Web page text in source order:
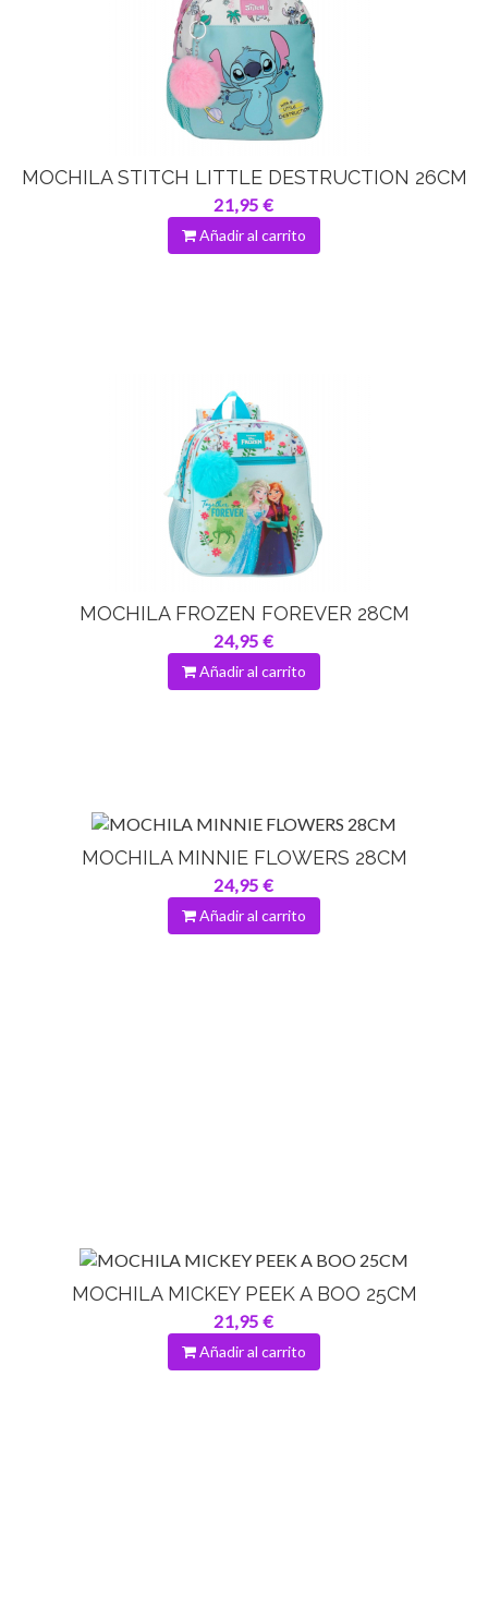
MOCHILA STITCH LITTLE DESTRUCTION 26CM
21,95 €
Añadir al carrito
MOCHILA FROZEN FOREVER 28CM
24,95 €
Añadir al carrito
MOCHILA MINNIE FLOWERS 28CM
24,95 €
Añadir al carrito
MOCHILA MICKEY PEEK A BOO 25CM
21,95 €
Añadir al carrito